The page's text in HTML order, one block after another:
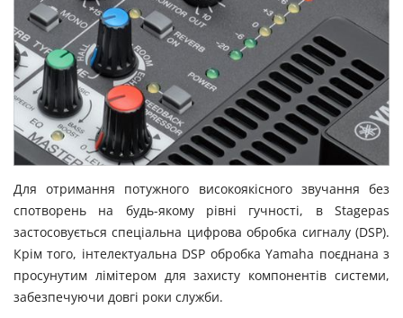
Для отримання потужного високоякісного звучання без
спотворень на будь-якому рівні гучності, в Stagepas
застосовується спеціальна цифрова обробка сигналу (DSP).
Крім того, інтелектуальна DSP обробка Yamaha поєднана з
просунутим лімітером для захисту компонентів системи,
забезпечуючи довгі роки служби.